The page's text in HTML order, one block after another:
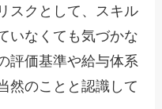
スクとして、スキル
いなくても気づかな
評価基準や給与体系
然のことと認識して